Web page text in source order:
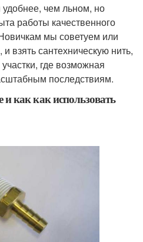
чем льном, но
работы качественного
мы советуем или
взять сантехническую нить,
где возможная
последствиям.
как как использовать